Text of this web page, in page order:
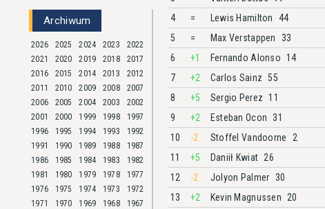
Archiwum
2026 2025 2024 2023
2022
2021
2020 2019 2018
2017
2016
2015 2014 2013
2012
2011
2010 2009 2008
2007
2006
2005 2004 2003
2002
2001
2000 1999 1998
1997
1996
1995 1994 1993
1992
1991
1990 1989 1988
1987
1986
1985 1984 1983
1982
1981
1980 1979 1978
1977
1976
1975 1974 1973
1972
1971
1970 1969 1968
1967
4
= Lewis Hamilton 44
5
= Max Verstappen 33
6
+1 Fernando Alonso 14
7
+2 Carlos Sainz 55
8
+5 Sergio Perez 11
9
+2 Esteban Ocon 31
10
-2 Stoffel Vandoorne 2
11
+5 Daniił Kwiat 26
12
-2 Jolyon Palmer 30
13
+2 Kevin Magnussen 20